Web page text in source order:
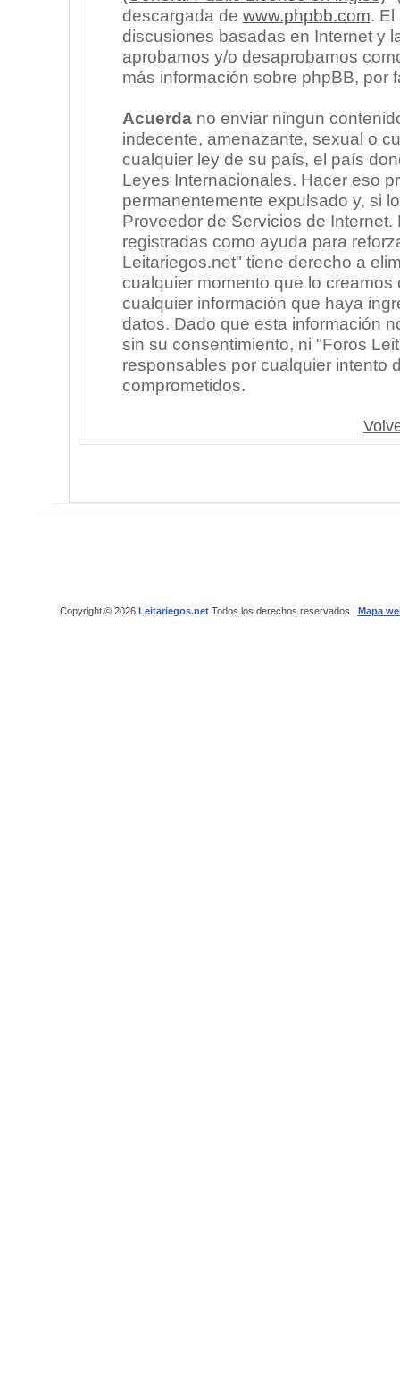
descargada de www.phpbb.com. El
discusiones basadas en Internet y
aprobamos y/o desaprobamos
más información sobre phpBB, por
Acuerdano enviar ningun
indecente, amenazante, sexual o
cualquier ley de su país, el país
Leyes Internacionales. Hacer eso
permanentemente expulsado y, si
Proveedor de Servicios de
registradas como ayuda para
Leitariegos.net" tiene derecho a
cualquier momento que lo
cualquier información que haya
datos. Dado que esta información
sin su consentimiento, ni "Foros
responsables por cualquier intento
comprometidos.
Copyright © 2026 Leitariegos.netTodos los derechos reservados | Mapa